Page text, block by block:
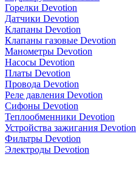
Горелки Devotion
Датчики Devotion
Клапаны Devotion
Клапаны газовые Devotion
Манометры Devotion
Насосы Devotion
Платы Devotion
Провода Devotion
Реле давления Devotion
Сифоны Devotion
Теплообменники Devotion
Устройства зажигания Devotion
Фильтры Devotion
Электроды Devotion